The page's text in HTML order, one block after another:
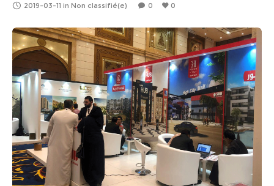
2019-03-11 in Non classifié(e) 0 0